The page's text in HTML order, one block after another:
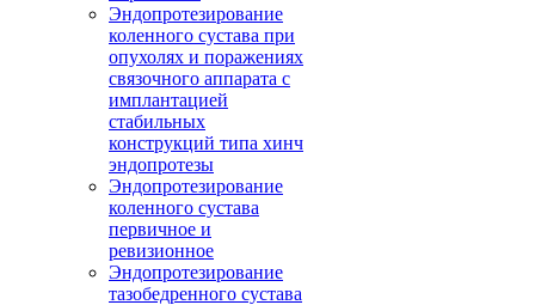
Эндопротезирование
коленного сустава при
опухолях и поражениях
связочного аппарата с
имплантацией
стабильных
конструкций типа хинч
эндопротезы
Эндопротезирование
коленного сустава
первичное и
ревизионное
Эндопротезирование
тазобедренного сустава